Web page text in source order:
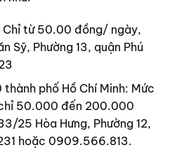
từ 50.00 đồng/ ngày,
Sỹ, Phường 13, quận Phú
thành phố Hồ Chí Minh: Mức
50.000 đến 200.000
25 Hòa Hưng, Phường 12,
hoặc 0909.566.813.